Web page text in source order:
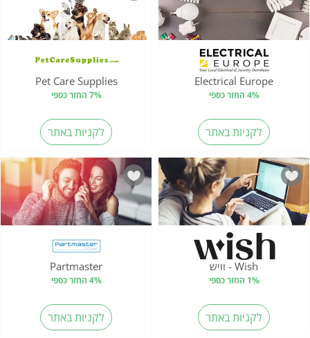
Electrical Europe
4% החזר כספי
לקניות באתר
Pet Care Supplies
7% החזר כספי
לקניות באתר
Wish - וויש
1% החזר כספי
לקניות באתר
Partmaster
4% החזר כספי
לקניות באתר